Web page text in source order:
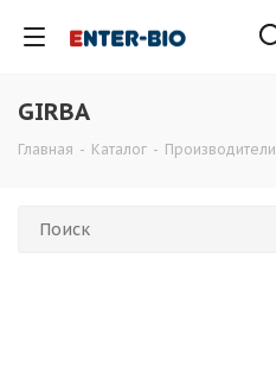
GIRBA
Главная - Каталог - Производители